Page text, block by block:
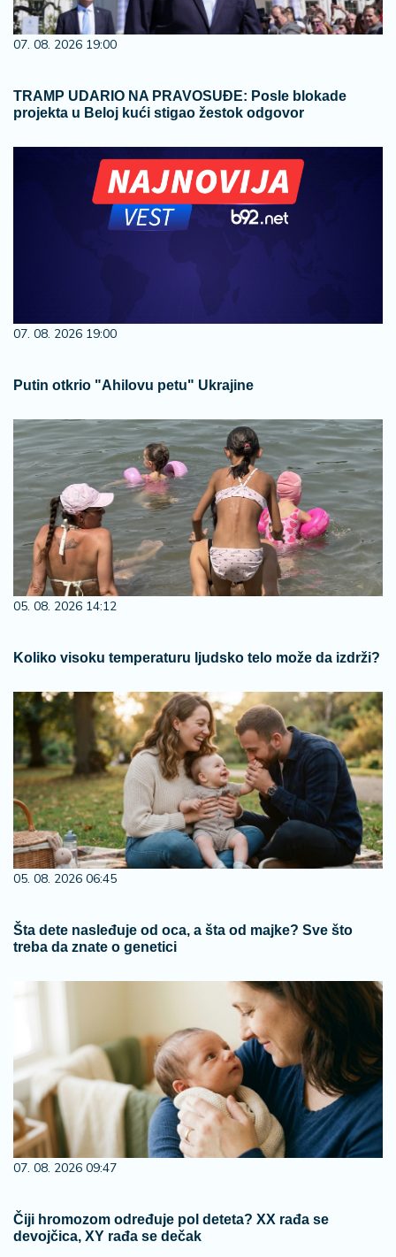
07. 08. 2026 19:00
TRAMP UDARIO NA PRAVOSUĐE: Posle blokade
projekta u Beloj kući stigao žestok odgovor
07. 08. 2026 19:00
Putin otkrio "Ahilovu petu" Ukrajine
05. 08. 2026 14:12
Koliko visoku temperaturu ljudsko telo može da izdrži?
05. 08. 2026 06:45
Šta dete nasleđuje od oca, a šta od majke? Sve što
treba da znate o genetici
07. 08. 2026 09:47
Čiji hromozom određuje pol deteta? XX rađa se
devojčica, XY rađa se dečak